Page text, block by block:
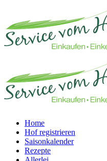
Home
Hof registrieren
Saisonkalender
Rezepte